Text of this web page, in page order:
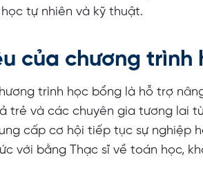
tự nhiên và kỹ thuật.
của chương trình
trình học bổng là hỗ trợ
trẻ và các chuyên gia tương lai
cấp cơ hội tiếp tục sự nghiệp
với bằng Thạc sĩ về toán học,